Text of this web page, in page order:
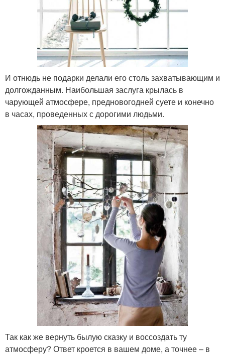
И отнюдь не подарки делали его столь захватывающим и
долгожданным. Наибольшая заслуга крылась в
чарующей атмосфере, предновогодней суете и конечно
в часах, проведенных с дорогими людьми.
Так как же вернуть былую сказку и воссоздать ту
атмосферу? Ответ кроется в вашем доме, а точнее – в